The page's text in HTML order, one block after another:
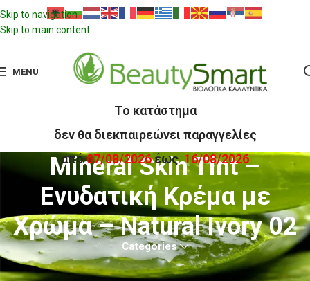
Skip to navigation
Skip to main content
MENU
Tο κατάστημα
δεν θα διεκπαιρεώνει παραγγελίες
από07/08/2026έως16/08/2026
Mineral Skin Tint –
Ενυδατική Κρέμα με
Χρώμα – Natural Ivory 02
Categories
Αρχική σελίδα
Προϊόντα με ετικέτα “Mineral Skin Tint – Ενυδατική Κρέμα με Χρώμα –